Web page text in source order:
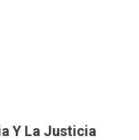
Y La Justicia